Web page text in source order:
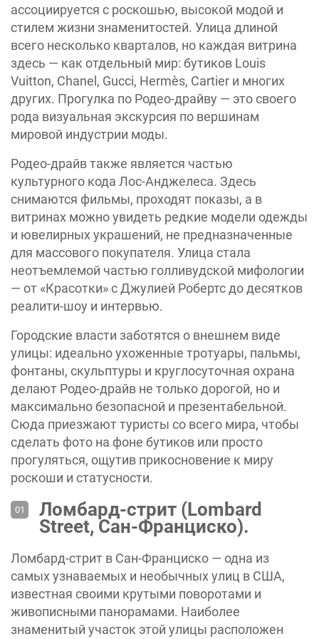
ассоциируется с роскошью, высокой модой и
стилем жизни знаменитостей. Улица длиной
всего несколько кварталов, но каждая витрина
здесь — как отдельный мир: бутиков Louis
Vuitton, Chanel, Gucci, Hermès, Cartier и многих
других. Прогулка по Родео-драйву — это своего
рода визуальная экскурсия по вершинам
мировой индустрии моды.
Родео-драйв также является частью
культурного кода Лос-Анджелеса. Здесь
снимаются фильмы, проходят показы, а в
витринах можно увидеть редкие модели одежды
и ювелирных украшений, не предназначенные
для массового покупателя. Улица стала
неотъемлемой частью голливудской мифологии
— от «Красотки» с Джулией Робертс до десятков
реалити-шоу и интервью.
Городские власти заботятся о внешнем виде
улицы: идеально ухоженные тротуары, пальмы,
фонтаны, скульптуры и круглосуточная охрана
делают Родео-драйв не только дорогой, но и
максимально безопасной и презентабельной.
Сюда приезжают туристы со всего мира, чтобы
сделать фото на фоне бутиков или просто
прогуляться, ощутив прикосновение к миру
роскоши и статусности.
Ломбард-стрит (Lombard
Street, Сан-Франциско).
Ломбард-стрит в Сан-Франциско — одна из
самых узнаваемых и необычных улиц в США,
известная своими крутыми поворотами и
живописными панорамами. Наиболее
знаменитый участок этой улицы расположен